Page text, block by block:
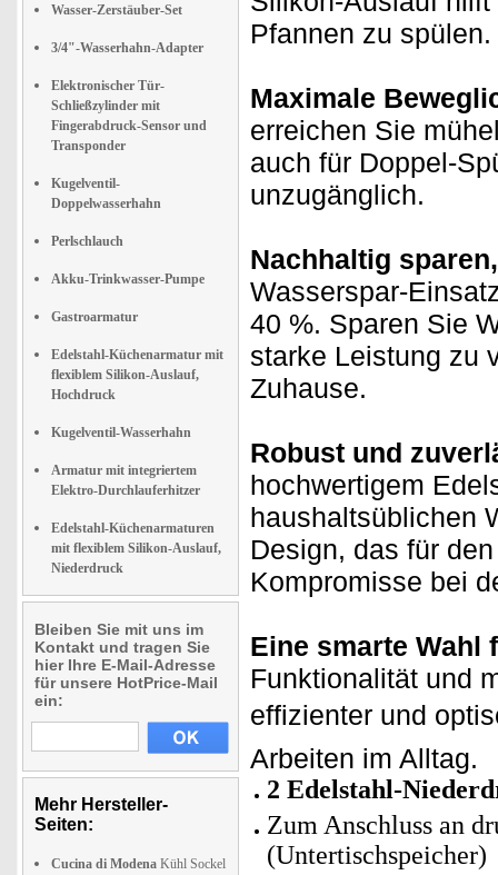
Wasser-Zerstäuber-Set
3/4"-Wasserhahn-Adapter
Elektronischer Tür-
Schließzylinder mit
Fingerabdruck-Sensor und
Transponder
Kugelventil-
Doppelwasserhahn
Perlschlauch
Akku-Trinkwasser-Pumpe
Gastroarmatur
Edelstahl-Küchenarmatur mit
flexiblem Silikon-Auslauf,
Hochdruck
Kugelventil-Wasserhahn
Armatur mit integriertem
Elektro-Durchlauferhitzer
Edelstahl-Küchenarmaturen
mit flexiblem Silikon-Auslauf,
Niederdruck
Bleiben Sie mit uns im
Kontakt und tragen Sie
hier Ihre E-Mail-Adresse
für unsere HotPrice-Mail
ein:
Mehr Hersteller-
Seiten:
Cucina di Modena Kühl Sockel
Pfannen zu
Maximale
erreichen Sie
auch für Doppel-
unzugänglich.
Nachhaltig
Wasserspar-
40 %. Sparen Sie
starke Leistung zu
Zuhause.
Robust und
hochwertigem
haushaltsüblichen
Design, das für
Kompromisse bei
Eine smarte Wahl
Funktionalität und
effizienter und
Arbeiten im Alltag.
2 Edelstahl-
Zum Anschluss an
(Untertischspeicher)